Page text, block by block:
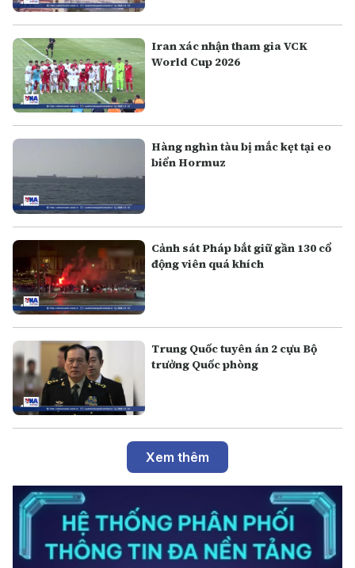
Iran xác nhận tham gia VCK
World Cup 2026
Hàng nghìn tàu bị mắc kẹt tại eo
biển Hormuz
Cảnh sát Pháp bắt giữ gần 130 cổ
động viên quá khích
Trung Quốc tuyên án 2 cựu Bộ
trưởng Quốc phòng
Xem thêm